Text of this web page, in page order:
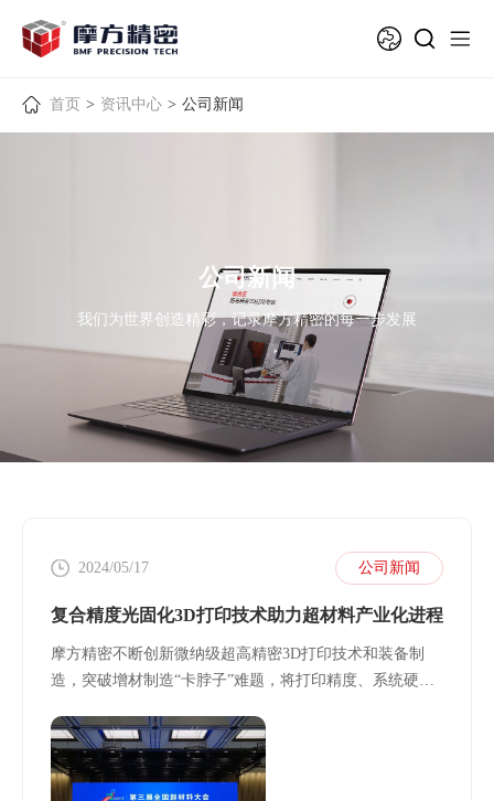
首页 > 资讯中心 > 公司新闻
公司新闻
我们为世界创造精彩，记录摩方精密的每一步发展
2024/05/17 公司新闻
复合精度光固化3D打印技术助力超材料产业化进程
摩方精密不断创新微纳级超高精密3D打印技术和装备制
造，突破增材制造“卡脖子”难题，将打印精度、系统硬